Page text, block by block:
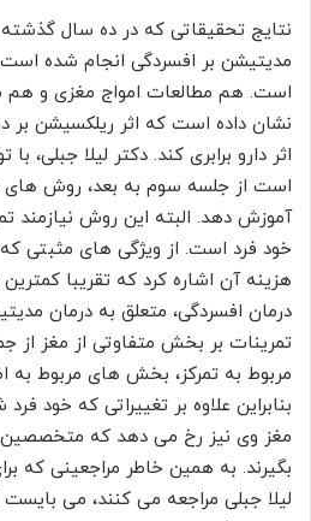
نتایج تحقیقاتی که در ده سال
مدیتیشن بر افسردگی انجام شده
است. هم مطالعات امواج مغزی و هم
نشان داده است که اثر ریلکسیشن بر
اثر دارو برابری کند. دکتر لیلا جبلی،
است از جلسه سوم به بعد، روش های
آموزش دهد. البته این روش نیازمند
خود فرد است. از ویژگی های مثبتی
هزینه آن اشاره کرد که تقریبا
درمان افسردگی، متعلق به درمان
تمرینات بر بخش متفاوتی از مغز
مربوط به تمرکز، بخش های مربوط به
بنابراین علاوه بر تغییراتی که خود
مغز وی نیز رخ می دهد که متخصصین
بگیرند. به همین خاطر مراجعینی که
لیلا جبلی مراجعه می کنند، می